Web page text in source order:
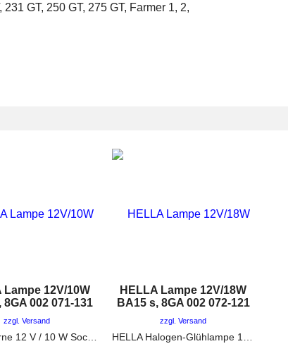
GT, 250 GT, 275 GT, Farmer 1, 2,
Lampe 12V/10W
8GA 002 071-131
zzgl. Versand
Lampe Birne 12 V / 10 W Sockel BA 15 s
HELLA Lampe 12V/18W
BA15 s, 8GA 002 072-121
zzgl. Versand